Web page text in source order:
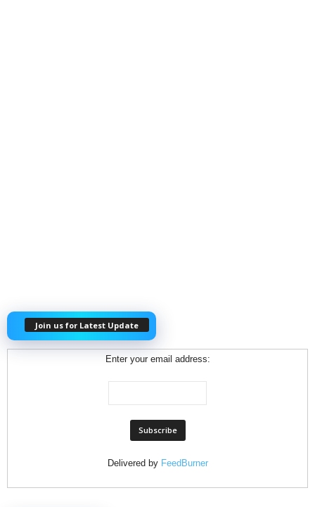
Join us for Latest Update
Enter your email address:
Delivered by FeedBurner